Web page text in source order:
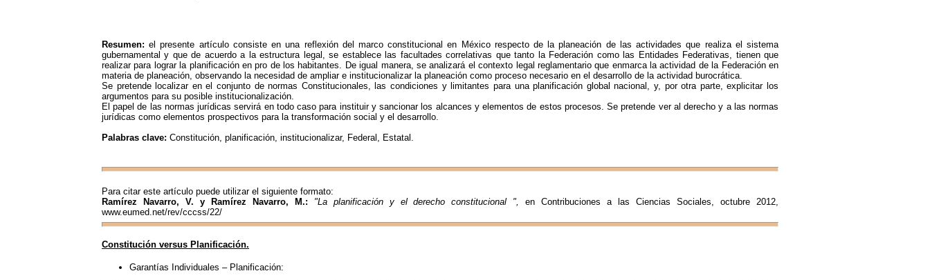
Resumen: el presente artículo consiste en una reflexión del marco constitucional en México respecto de la planeación de las actividades que realiza el sistema
gubernamental y que de acuerdo a la estructura legal, se establece las facultades correlativas que tanto la Federación como las Entidades Federativas, tienen que
realizar para lograr la planificación en pro de los habitantes. De igual manera, se analizará el contexto legal reglamentario que enmarca la actividad de la Federación en
materia de planeación, observando la necesidad de ampliar e institucionalizar la planeación como proceso necesario en el desarrollo de la actividad burocrática.
Se pretende localizar en el conjunto de normas Constitucionales, las condiciones y limitantes para una planificación global nacional, y, por otra parte, explicitar los
argumentos para su posible institucionalización.
El papel de las normas jurídicas servirá en todo caso para instituir y sancionar los alcances y elementos de estos procesos. Se pretende ver al derecho y a las normas
jurídicas como elementos prospectivos para la transformación social y el desarrollo.
Palabras clave: Constitución, planificación, institucionalizar, Federal, Estatal.
Para citar este artículo puede utilizar el siguiente formato:
Ramírez Navarro, V. y Ramírez Navarro, M.: "La planificación y el derecho constitucional ", en Contribucionesa las Ciencias Sociales, octubre 2012,
www.eumed.net/rev/cccss/22/
Constitución versus Planificación.
Garantías Individuales – Planificación: